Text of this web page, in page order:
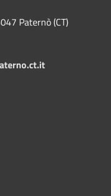
Paternò (CT)